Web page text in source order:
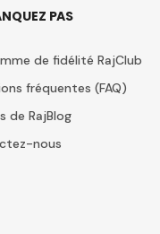
PAS
de fidélité RajClub
fréquentes (FAQ)
de RajBlog
nous